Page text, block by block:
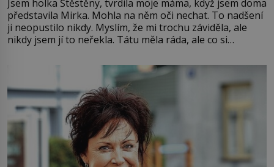
Jsem holka Štěstěny, tvrdila moje máma, když jsem doma
představila Mirka. Mohla na něm oči nechat. To nadšení
ji neopustilo nikdy. Myslím, že mi trochu záviděla, ale
nikdy jsem jí to neřekla. Tátu měla ráda, ale co si
Jsme spolu moc rádi Tehdy byla jiná doba, když